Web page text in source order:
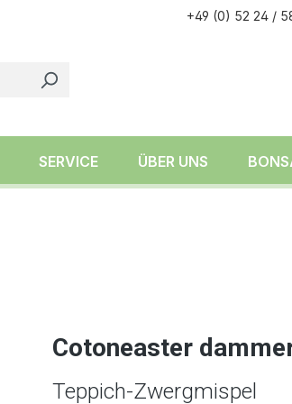
+49 (0) 52 24 /
SERVICE ÜBER UNS
Cotoneaster
Teppich-Zwergmispel